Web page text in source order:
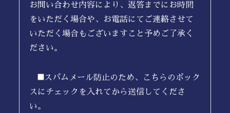
お問い合わせ内容により、返答までにお時間
をいただく場合や、お電話にてご連絡させて
いただく場合もございますこと予めご了承く
ださい。
スパムメール防止のため、こちらのボック
スにチェックを入れてから送信してくださ
い。